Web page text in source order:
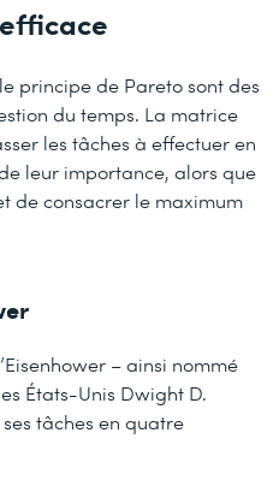
principe de Pareto sont des
du temps. La matrice
les tâches à effectuer en
leur importance, alors que
de consacrer le maximum
– ainsi nommé
États-Unis Dwight D.
tâches en quatre